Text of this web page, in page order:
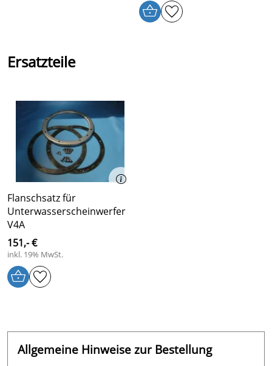
Ersatzteile
Flanschsatz für
Unterwasserscheinwerfer
V4A
151,- €
inkl. 19% MwSt.
Allgemeine Hinweise zur Bestellung